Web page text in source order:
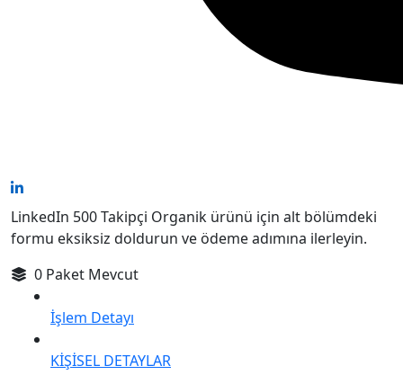
LinkedIn 500 Takipçi Organik ürünü için alt bölümdeki
formu eksiksiz doldurun ve ödeme adımına ilerleyin.
0 Paket Mevcut
İşlem Detayı
KİŞİSEL DETAYLAR